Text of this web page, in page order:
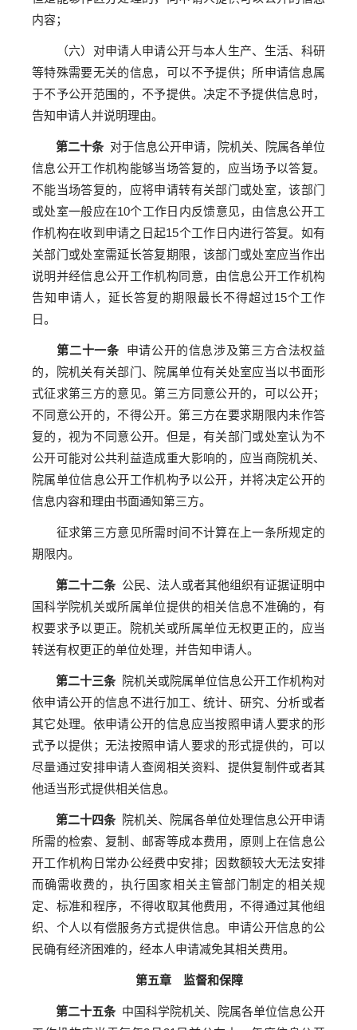
内容；
（六）对申请人申请公开与本人生产、生活、科研
等特殊需要无关的信息，可以不予提供；所申请信息属
于不予公开范围的，不予提供。决定不予提供信息时，
告知申请人并说明理由。
第二十条对于信息公开申请，院机关、院属各单位
信息公开工作机构能够当场答复的，应当场予以答复。
不能当场答复的，应将申请转有关部门或处室，该部门
或处室一般应在10个工作日内反馈意见，由信息公开工
作机构在收到申请之日起15个工作日内进行答复。如有
关部门或处室需延长答复期限，该部门或处室应当作出
说明并经信息公开工作机构同意，由信息公开工作机构
告知申请人，延长答复的期限最长不得超过15个工作
日。
第二十一条申请公开的信息涉及第三方合法权益
的，院机关有关部门、院属单位有关处室应当以书面形
式征求第三方的意见。第三方同意公开的，可以公开；
不同意公开的，不得公开。第三方在要求期限内未作答
复的，视为不同意公开。但是，有关部门或处室认为不
公开可能对公共利益造成重大影响的，应当商院机关、
院属单位信息公开工作机构予以公开，并将决定公开的
信息内容和理由书面通知第三方。
征求第三方意见所需时间不计算在上一条所规定的
期限内。
第二十二条公民、法人或者其他组织有证据证明中
国科学院机关或所属单位提供的相关信息不准确的，有
权要求予以更正。院机关或所属单位无权更正的，应当
转送有权更正的单位处理，并告知申请人。
第二十三条院机关或院属单位信息公开工作机构对
依申请公开的信息不进行加工、统计、研究、分析或者
其它处理。依申请公开的信息应当按照申请人要求的形
式予以提供；无法按照申请人要求的形式提供的，可以
尽量通过安排申请人查阅相关资料、提供复制件或者其
他适当形式提供相关信息。
第二十四条院机关、院属各单位处理信息公开申请
所需的检索、复制、邮寄等成本费用，原则上在信息公
开工作机构日常办公经费中安排；因数额较大无法安排
而确需收费的，执行国家相关主管部门制定的相关规
定、标准和程序，不得收取其他费用，不得通过其他组
织、个人以有偿服务方式提供信息。申请公开信息的公
民确有经济困难的，经本人申请减免其相关费用。
第五章 监督和保障
第二十五条中国科学院机关、院属各单位信息公开